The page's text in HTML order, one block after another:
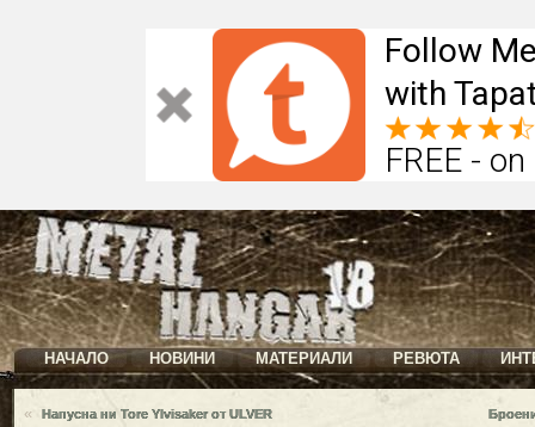
Follow
with
FREE -
НАЧАЛО НОВИНИ МАТЕРИАЛИ РЕВЮТА
« Напусна ни Tore Ylvisaker от ULVER